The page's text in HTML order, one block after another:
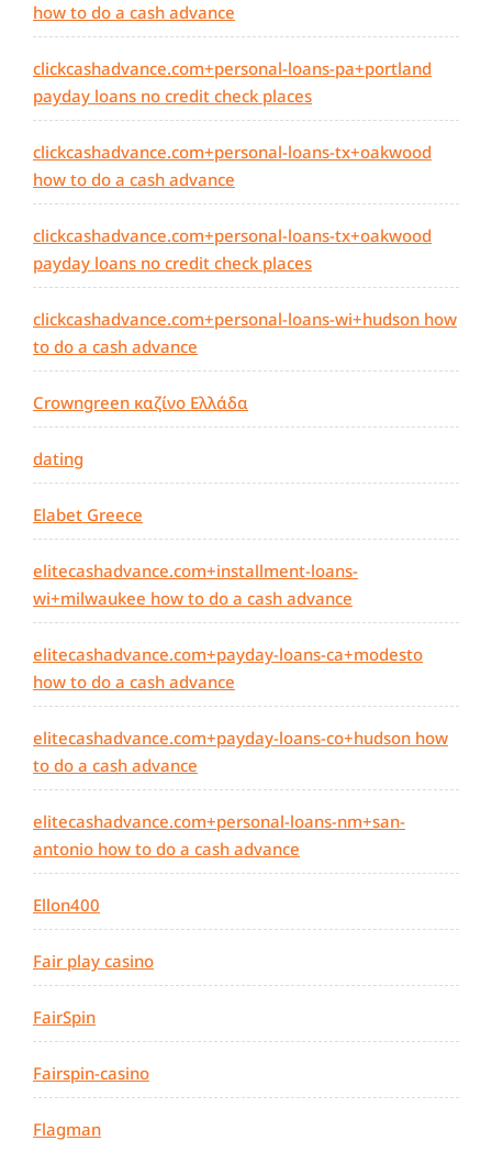
how to do a cash advance
clickcashadvance.com+personal-loans-pa+portland
payday loans no credit check places
clickcashadvance.com+personal-loans-tx+oakwood
how to do a cash advance
clickcashadvance.com+personal-loans-tx+oakwood
payday loans no credit check places
clickcashadvance.com+personal-loans-wi+hudson how
to do a cash advance
Crowngreen καζίνο Ελλάδα
dating
Elabet Greece
elitecashadvance.com+installment-loans-
wi+milwaukee how to do a cash advance
elitecashadvance.com+payday-loans-ca+modesto
how to do a cash advance
elitecashadvance.com+payday-loans-co+hudson how
to do a cash advance
elitecashadvance.com+personal-loans-nm+san-
antonio how to do a cash advance
Ellon400
Fair play casino
FairSpin
Fairspin-casino
Flagman